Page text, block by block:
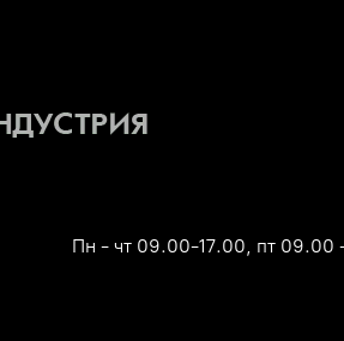
Пн - чт 09.00-17.00, пт 09.00